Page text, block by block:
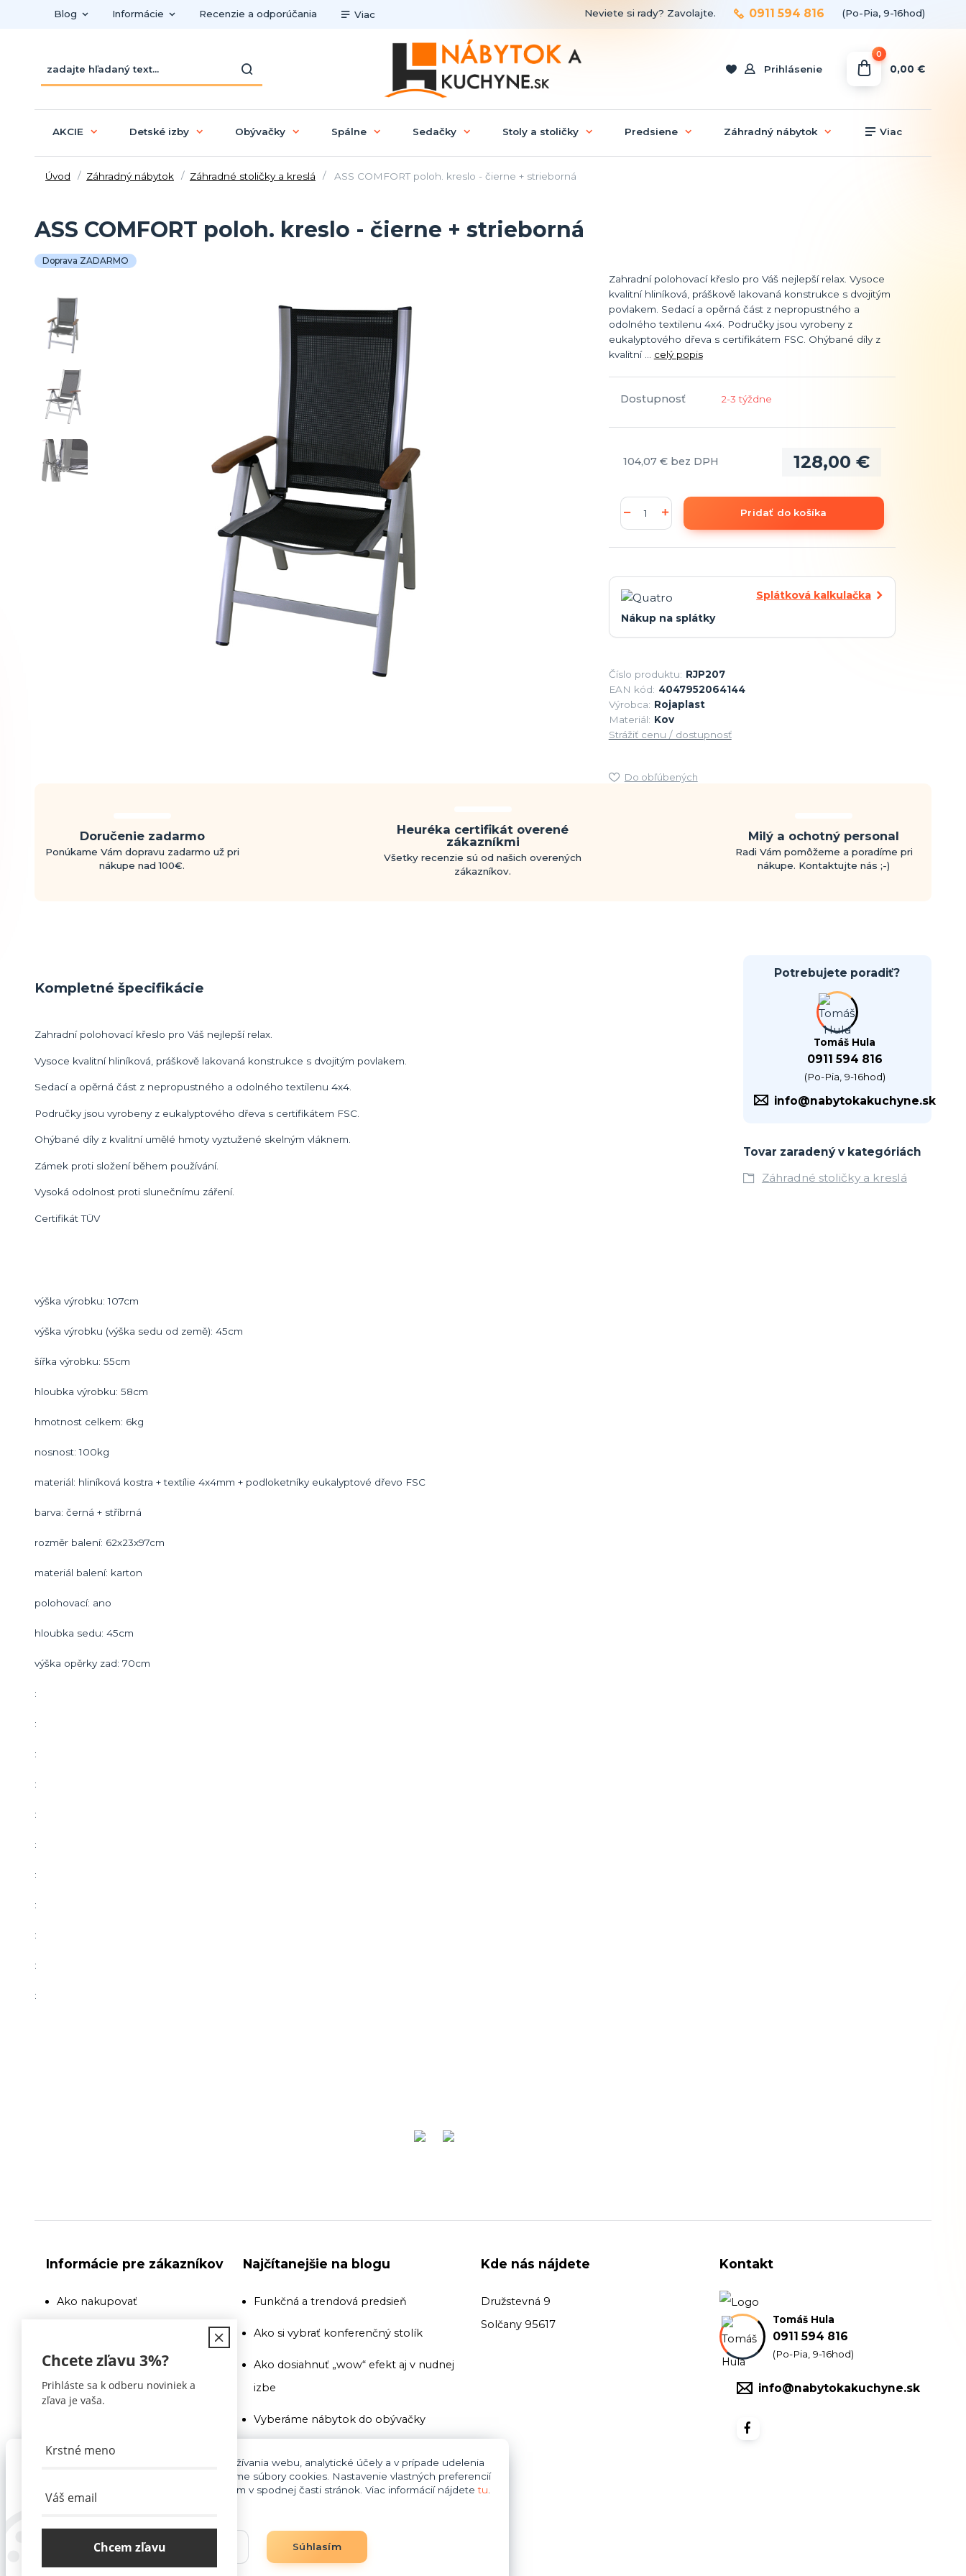
Blog Informácie Recenzie a odporúčania Viac
Prihlásenie
Neviete si rady? Zavolajte. 0911 594 816 (Po-Pia, 9-16hod)
0
0,00 €
AKCIE Detské izby Obývačky Spálne Sedačky Stoly a stoličky Predsiene Záhradný nábytok Viac
Úvod Záhradný nábytok Záhradné stoličky a kreslá ASS COMFORT poloh. kreslo - čierne + strieborná
ASS COMFORT poloh. kreslo - čierne + strieborná
Doprava ZADARMO
Zahradní polohovací křeslo pro Váš nejlepší relax. Vysoce
kvalitní hliníková, práškově lakovaná konstrukce s dvojitým
povlakem. Sedací a opěrná část z nepropustného a
odolného textilenu 4x4. Područky jsou vyrobeny z
eukalyptového dřeva s certifikátem FSC. Ohýbané díly z
kvalitní ... celý popis
Dostupnosť 2-3 týždne
128,00 €
104,07 € bez DPH
Pridať do košíka
Splátková kalkulačka
Nákup na splátky
Číslo produktu: RJP207
EAN kód: 4047952064144
Výrobca: Rojaplast
Materiál: Kov
Strážiť cenu / dostupnosť
Do obľúbených
Doručenie zadarmo
Ponúkame Vám dopravu zadarmo už pri
nákupe nad 100€.
Heuréka certifikát overené
zákazníkmi
Všetky recenzie sú od našich overených
zákazníkov.
Milý a ochotný personal
Radi Vám pomôžeme a poradíme pri
nákupe. Kontaktujte nás ;-)
Kompletné špecifikácie
Zahradní polohovací křeslo pro Váš nejlepší relax.
Vysoce kvalitní hliníková, práškově lakovaná konstrukce s dvojitým povlakem.
Sedací a opěrná část z nepropustného a odolného textilenu 4x4.
Područky jsou vyrobeny z eukalyptového dřeva s certifikátem FSC.
Ohýbané díly z kvalitní umělé hmoty vyztužené skelným vláknem.
Zámek proti složení během používání.
Vysoká odolnost proti slunečnímu záření.
Certifikát TÜV
výška výrobku: 107cm
výška výrobku (výška sedu od země): 45cm
šířka výrobku: 55cm
hloubka výrobku: 58cm
hmotnost celkem: 6kg
nosnost: 100kg
materiál: hliníková kostra + textílie 4x4mm + podloketníky eukalyptové dřevo FSC
barva: černá + stříbrná
rozměr balení: 62x23x97cm
materiál balení: karton
polohovací: ano
hloubka sedu: 45cm
výška opěrky zad: 70cm
:
:
:
:
:
:
:
:
:
:
:
Potrebujete poradiť?
Tomáš Hula
0911 594 816
(Po-Pia, 9-16hod)
info@nabytokakuchyne.sk
Tovar zaradený v kategóriách
Záhradné stoličky a kreslá
Informácie pre zákazníkov
Ako nakupovať
Recenzie a odporúčania
Obchodné podmienky
Blog
Najčítanejšie na blogu
Funkčná a trendová predsieň
Ako si vybrať konferenčný stolík
Ako dosiahnuť „wow“ efekt aj v nudnej
izbe
Vyberáme nábytok do obývačky
Na toto si pri zariaďovani kúpeľne dajte
Vyberáme nábytok do obývačky
Kde nás nájdete
Družstevná 9
Solčany 95617
Kontakt
Tomáš Hula
0911 594 816
(Po-Pia, 9-16hod)
info@nabytokakuchyne.sk
Pre základnú funkčnosť, spríjemnenie používania webu, analytické účely a v prípade udelenia
súhlasu aj na účely cielenia reklamy využívame súbory cookies. Nastavenie vlastných preferencií
cookies môžete kedykoľvek upraviť odkazom v spodnej časti stránok. Viac informácií nájdetetu
Súhlasím
Chcete zľavu 3%?
Prihláste sa k odberu noviniek a
zľava je vaša.
Chcem zľavu